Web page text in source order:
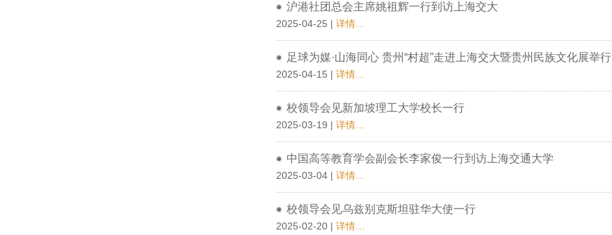
沪港社团总会主席姚祖辉一行到访上海交大
2025-04-25 | 详情…
足球为媒·山海同心 贵州“村超”走进上海交大暨贵州民族文化展举行
2025-04-15 | 详情…
校领导会见新加坡理工大学校长一行
2025-03-19 | 详情…
中国高等教育学会副会长李家俊一行到访上海交通大学
2025-03-04 | 详情…
校领导会见乌兹别克斯坦驻华大使一行
2025-02-20 | 详情…